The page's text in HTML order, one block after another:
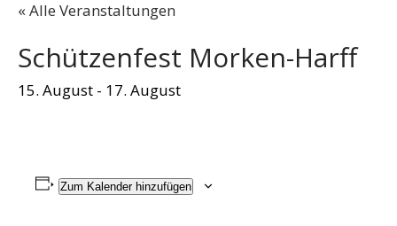
« Alle Veranstaltungen
Schützenfest Morken-Harff
15. August - 17. August
Zum Kalender hinzufügen